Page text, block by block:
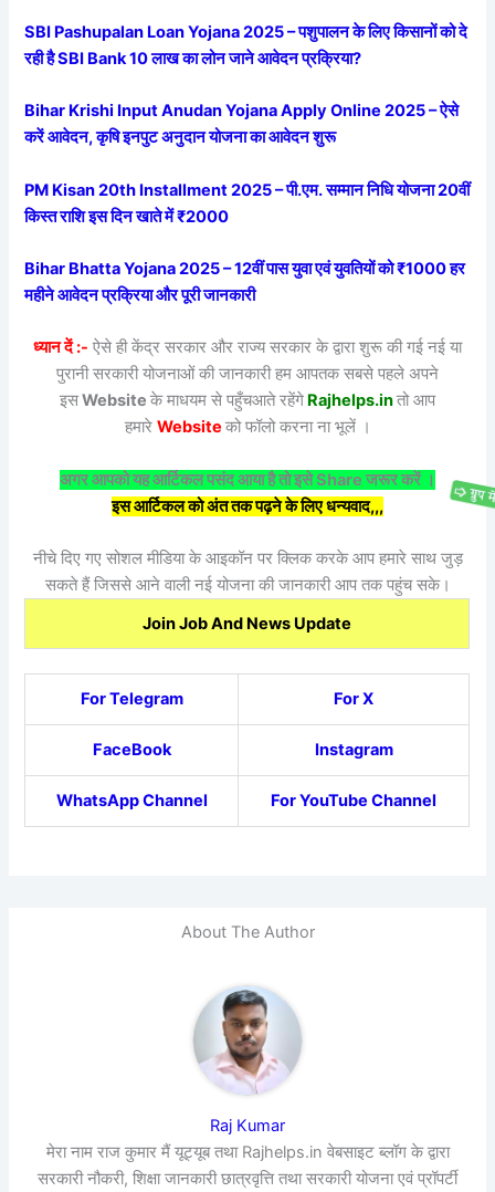
SBI Pashupalan Loan Yojana 2025 – पशुपालन के लिए किसानों को दे
रही है SBI Bank 10 लाख का लोन जाने आवेदन प्रक्रिया?
Bihar Krishi Input Anudan Yojana Apply Online 2025 – ऐसे
करें आवेदन, कृषि इनपुट अनुदान योजना का आवेदन शुरू
PM Kisan 20th Installment 2025 – पी.एम. सम्मान निधि योजना 20वीं
किस्त राशि इस दिन खाते में ₹2000
Bihar Bhatta Yojana 2025 – 12वीं पास युवा एवं युवतियों को ₹1000 हर
महीने आवेदन प्रक्रिया और पूरी जानकारी
ध्यान दें :- ऐसे ही केंद्र सरकार और राज्य सरकार के द्वारा शुरू की गई नई या
पुरानी सरकारी योजनाओं की जानकारी हम आपतक सबसे पहले अपने
इसWebsite के माधयम से पहुँचआते रहेंगे Rajhelps.inतो आप
हमारे Website को फॉलो करना ना भूलें ।
अगर आपको यह आर्टिकल पसंद आया है तो इसे Share जरूर करें ।
इस आर्टिकल को अंत तक पढ़ने के लिए धन्यवाद,,,
नीचे दिए गए सोशल मीडिया के आइकॉन पर क्लिक करके आप हमारे साथ जुड़
सकते हैं जिससे आने वाली नई योजना की जानकारी आप तक पहुंच सके।
Join Job And News Update
For Telegram For X
FaceBook Instagram
WhatsApp Channel For YouTube Channel
About The Author
Raj Kumar
मेरा नाम राज कुमार मैं यूट्यूब तथा Rajhelps.in वेबसाइट ब्लॉग के द्वारा
सरकारी नौकरी, शिक्षा जानकारी छात्रवृत्ति तथा सरकारी योजना एवं प्रॉपर्टी